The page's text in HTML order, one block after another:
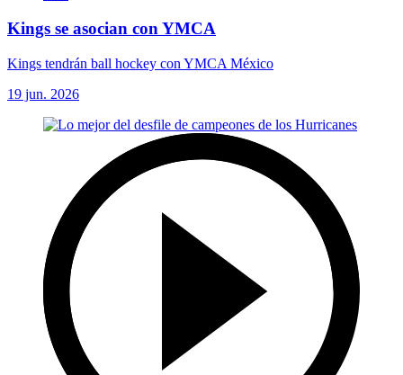
Kings se asocian con YMCA
Kings tendrán ball hockey con YMCA México
19 jun. 2026